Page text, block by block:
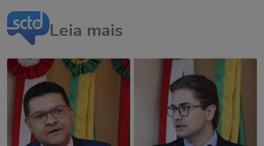
Leia mais